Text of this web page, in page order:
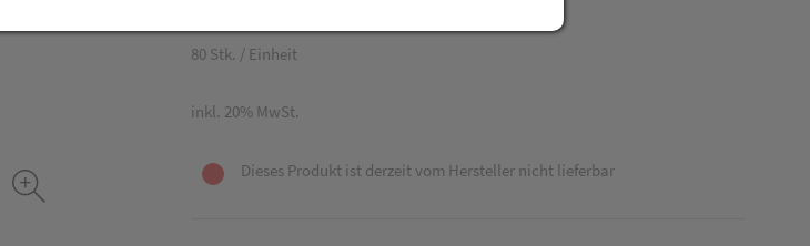
8,49 EUR
80 Stk. / Einheit
inkl. 20% MwSt.
Dieses Produkt ist derzeit vom Hersteller nicht lieferbar